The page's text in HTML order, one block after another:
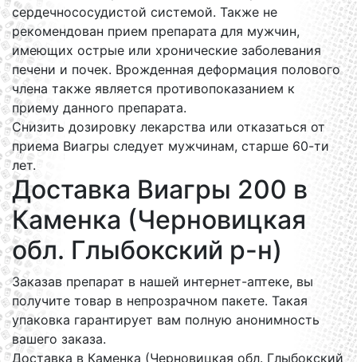
сердечнососудистой системой. Также не
рекомендован прием препарата для мужчин,
имеющих острые или хронические заболевания
печени и почек. Врожденная деформация полового
члена также является противопоказанием к
приему данного препарата.
Снизить дозировку лекарства или отказаться от
приема Виагры следует мужчинам, старше 60-ти
лет.
Доставка Виагры 200 в
Каменка (Черновицкая
обл. Глыбокский р-н)
Заказав препарат в нашей интернет-аптеке, вы
получите товар в непрозрачном пакете. Такая
упаковка гарантирует вам полную анонимность
вашего заказа.
Доставка в Каменка (Черновицкая обл. Глыбокский